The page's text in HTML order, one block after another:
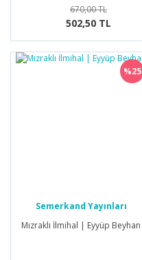
670,00 TL
502,50 TL
%25
Semerkand Yayınları
Mızraklı İlmihal | Eyyüp Beyhan